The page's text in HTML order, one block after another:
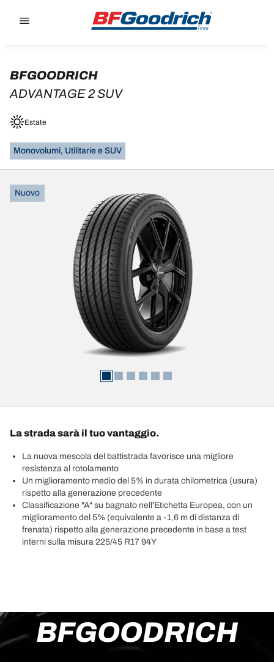
Nuovo
BFGOODRICH
ADVANTAGE 2 SUV
Estate
Monovolumi, Utilitarie e SUV
La strada sarà il tuo vantaggio.
La nuova mescola del battistrada favorisce una migliore
resistenza al rotolamento
Un miglioramento medio del 5% in durata chilometrica (usura)
rispetto alla generazione precedente
Classificazione "A" su bagnato nell'Etichetta Europea, con un
miglioramento del 5% (equivalente a -1,6 m di distanza di
frenata) rispetto alla generazione precedente in base a test
interni sulla misura 225/45 R17 94Y
BFGOODRICH